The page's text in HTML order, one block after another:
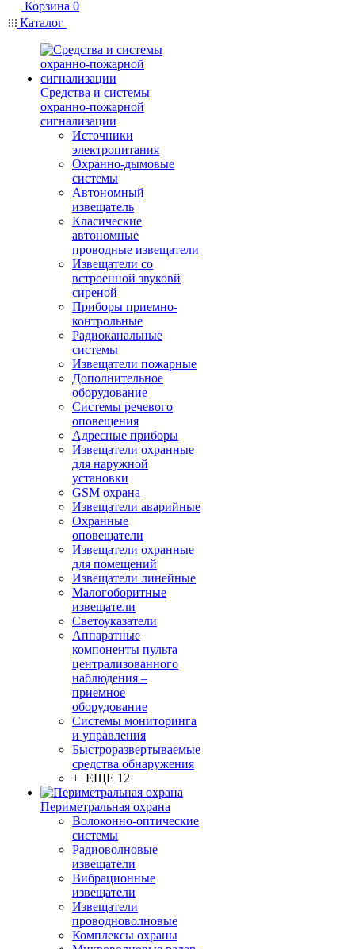
Корзина 0
Каталог
Средства и системы
охранно-пожарной
сигнализации
Источники
электропитания
Охранно-дымовые
системы
Автономный
извещатель
Класические
автономные
проводные извещатели
Извещатели со
встроенной звуковй
сиреной
Приборы приемно-
контрольные
Радиоканальные
системы
Извещатели пожарные
Дополнительное
оборудование
Системы речевого
оповещения
Адресные приборы
Извещатели охранные
для наружной
установки
GSM охрана
Извещатели аварийные
Охранные
оповещатели
Извещатели охранные
для помещений
Извещатели линейные
Малогоборитные
извещатели
Светоуказатели
Аппаратные
компоненты пульта
централизованного
наблюдения –
приемное
оборудование
Системы мониторинга
и управления
Быстроразвертываемые
средства обнаружения
+ ЕЩЕ 12
Периметральная охрана
Волоконно-оптические
системы
Радиоволновые
извещатели
Вибрационные
извещатели
Извещатели
проводноволновые
Комплексы охраны